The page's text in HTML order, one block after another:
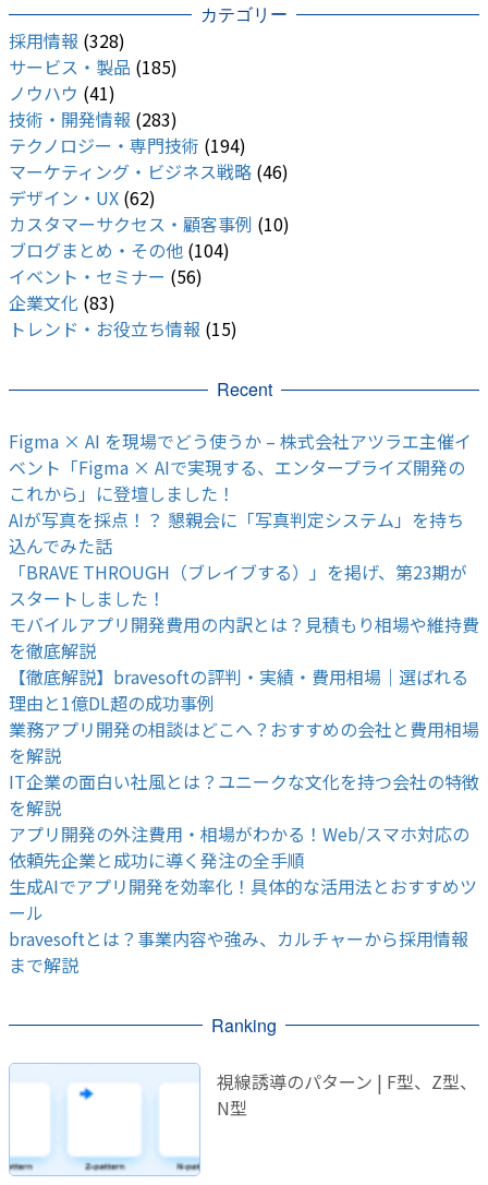
カテゴリー
採用情報 (328)
サービス・製品 (185)
ノウハウ (41)
技術・開発情報 (283)
テクノロジー・専門技術 (194)
マーケティング・ビジネス戦略 (46)
デザイン・UX (62)
カスタマーサクセス・顧客事例 (10)
ブログまとめ・その他 (104)
イベント・セミナー (56)
企業文化 (83)
トレンド・お役立ち情報 (15)
Recent
Figma × AI を現場でどう使うか – 株式会社アツラエ主催イ
ベント「Figma × AIで実現する、エンタープライズ開発の
これから」に登壇しました！
AIが写真を採点！？ 懇親会に「写真判定システム」を持ち
込んでみた話
「BRAVE THROUGH（ブレイブする）」を掲げ、第23期が
スタートしました！
モバイルアプリ開発費用の内訳とは？見積もり相場や維持費
を徹底解説
【徹底解説】bravesoftの評判・実績・費用相場｜選ばれる
理由と1億DL超の成功事例
業務アプリ開発の相談はどこへ？おすすめの会社と費用相場
を解説
IT企業の面白い社風とは？ユニークな文化を持つ会社の特徴
を解説
アプリ開発の外注費用・相場がわかる！Web/スマホ対応の
依頼先企業と成功に導く発注の全手順
生成AIでアプリ開発を効率化！具体的な活用法とおすすめツ
ール
bravesoftとは？事業内容や強み、カルチャーから採用情報
まで解説
Ranking
視線誘導のパターン | F型、Z型、
N型